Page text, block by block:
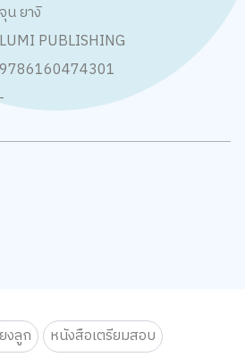
จุน ยางิ
LUMI PUBLISHING
9786160474301
งลูก
หนังสือเตรียมสอบ